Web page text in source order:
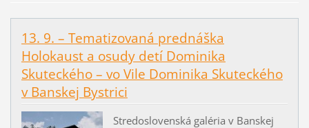
13. 9. – Tematizovaná prednáška
Holokaust a osudy detí Dominika
Skuteckého – vo Vile Dominika Skuteckého
v Banskej Bystrici
Stredoslovenská galéria v Banskej